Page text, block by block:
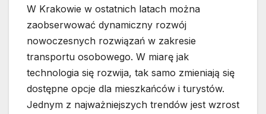
W Krakowie w ostatnich latach można
zaobserwować dynamiczny rozwój
nowoczesnych rozwiązań w zakresie
transportu osobowego. W miarę jak
technologia się rozwija, tak samo zmieniają się
dostępne opcje dla mieszkańców i turystów.
Jednym z najważniejszych trendów jest wzrost